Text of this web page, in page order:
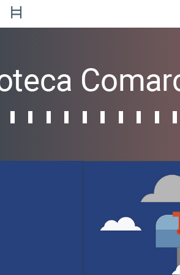
Mollerussa
Comarcal Jaume Vila
Piscines de Mollerussa